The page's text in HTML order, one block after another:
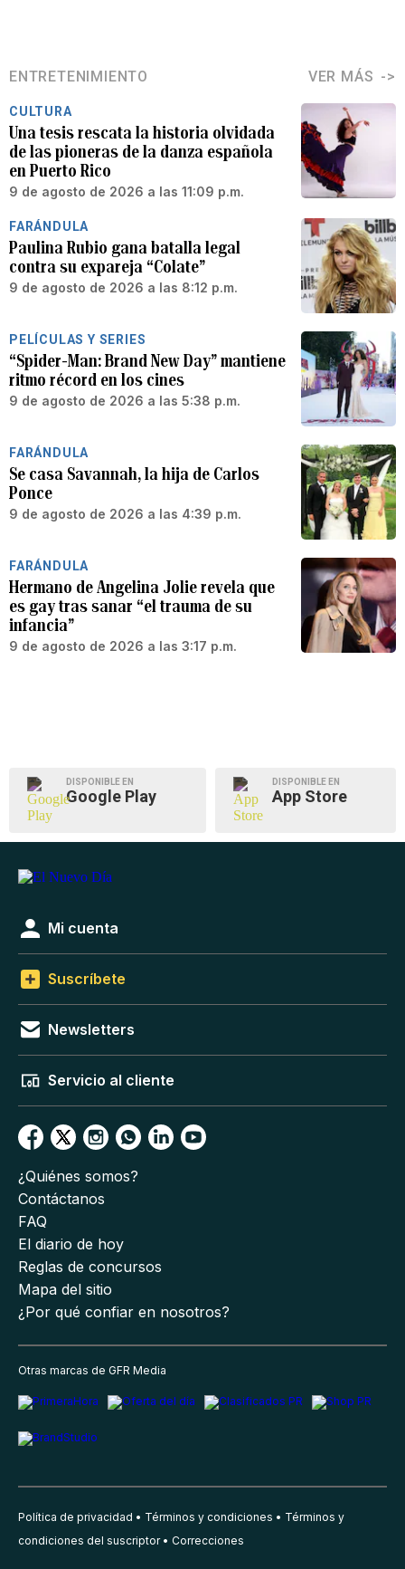
ENTRETENIMIENTO VER MÁS
CULTURA
Una tesis rescata la historia olvidada
de las pioneras de la danza española
en Puerto Rico
9 de agosto de 2026 a las 11:09 p.m.
FARÁNDULA
Paulina Rubio gana batalla legal
contra su expareja “Colate”
9 de agosto de 2026 a las 8:12 p.m.
PELÍCULAS Y SERIES
“Spider-Man: Brand New Day” mantiene
ritmo récord en los cines
9 de agosto de 2026 a las 5:38 p.m.
FARÁNDULA
Se casa Savannah, la hija de Carlos
Ponce
9 de agosto de 2026 a las 4:39 p.m.
FARÁNDULA
Hermano de Angelina Jolie revela que
es gay tras sanar “el trauma de su
infancia”
9 de agosto de 2026 a las 3:17 p.m.
DISPONIBLE EN
Google Play
DISPONIBLE EN
App Store
Mi cuenta
Suscríbete
Newsletters
Servicio al cliente
¿Quiénes somos?
Contáctanos
FAQ
El diario de hoy
Reglas de concursos
Mapa del sitio
¿Por qué confiar en nosotros?
Otras marcas de GFR Media
Política de privacidad Términos y condiciones
Términos y
condiciones del suscriptor
Correcciones